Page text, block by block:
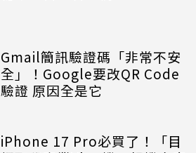
Gmail簡訊驗證碼「非常不安
全」！Google要改QR Code
驗證 原因全是它
iPhone 17 Pro必買了！「目